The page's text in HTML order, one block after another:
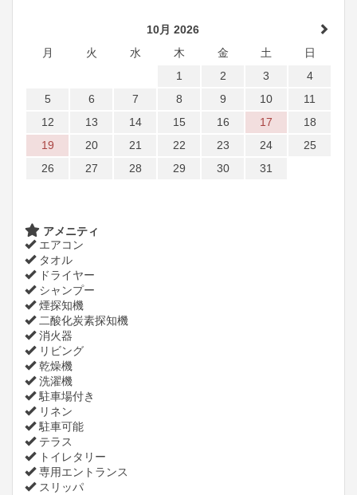
10月 2026
月
火 水 木 金 土
日
1
2 3
4
5
6 7 8 9 10
11
12
13 14 15 16 17
18
19
20 21 22 23 24
25
26
27 28 29 30 31
アメニティ
エアコン
タオル
ドライヤー
シャンプー
煙探知機
二酸化炭素探知機
消火器
リビング
乾燥機
洗濯機
駐車場付き
リネン
駐車可能
テラス
トイレタリー
専用エントランス
スリッパ